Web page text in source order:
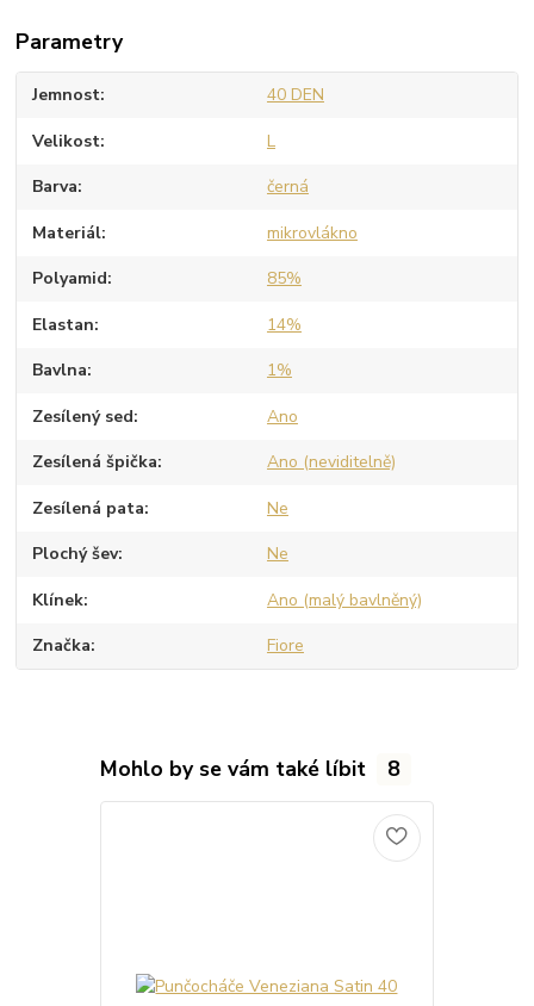
Parametry
Jemnost 40 DEN
Velikost L
Barva černá
Materiál mikrovlákno
Polyamid 85%
Elastan 14%
Bavlna 1%
Zesílený sed Ano
Zesílená špička Ano (neviditelně)
Zesílená pata Ne
Plochý šev Ne
Klínek Ano (malý bavlněný)
Značka Fiore
Mohlo by se vám také líbit 8